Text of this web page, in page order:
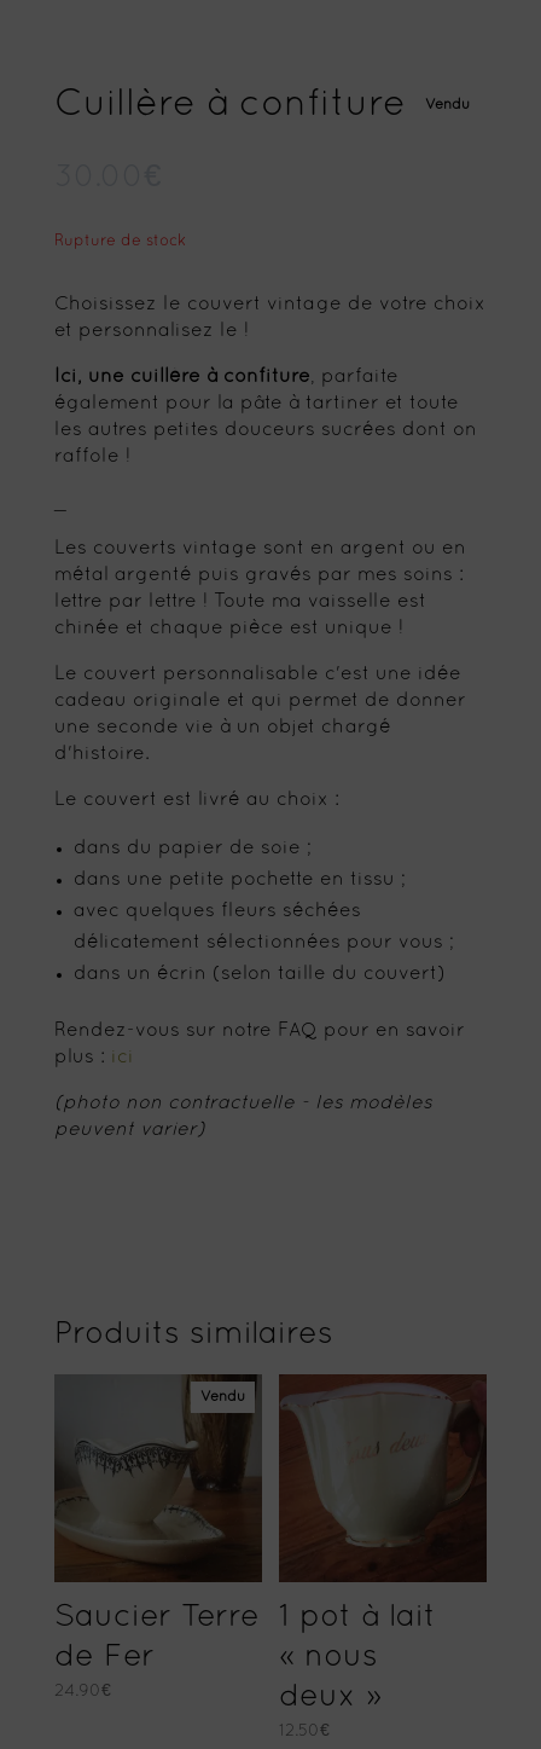
Cuillère à confiture Vendu
Rupture de stock
Choisissez le couvert vintage de votre choix
et personnalisez le !
Ici, une cuillère à confiture, parfaite
également pour la pâte à tartiner et toute
les autres petites douceurs sucrées dont on
raffole !
Les couverts vintage sont en argent ou en
métal argenté puis gravés par mes soins :
lettre par lettre ! Toute ma vaisselle est
chinée et chaque pièce est unique !
Le couvert personnalisable c'est une idée
cadeau originale et qui permet de donner
une seconde vie à un objet chargé
d'histoire.
Le couvert est livré au choix :
dans du papier de soie ;
dans une petite pochette en tissu ;
avec quelques fleurs séchées
délicatement sélectionnées pour vous ;
dans un écrin (selon taille du couvert)
Rendez-vous sur notre FAQ pour en savoir
plus : ici
(photo non contractuelle - les modèles
peuvent varier)
Produits similaires
Vendu
Saucier Terre
de Fer
24.90€
1 pot à lait
« nous
deux »
12.50€